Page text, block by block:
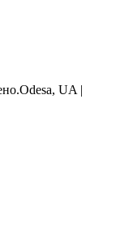
Odesa, UA |